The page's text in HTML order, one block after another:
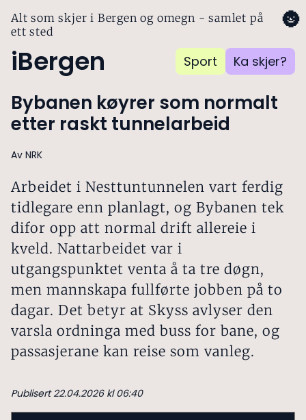
Alt som skjer i Bergen og omegn - samlet på
ett sted
iBergen Sport Ka skjer?
🌚
Bybanen køyrer som normalt
etter raskt tunnelarbeid
Av NRK
Arbeidet i Nesttuntunnelen vart ferdig
tidlegare enn planlagt, og Bybanen tek
difor opp att normal drift allereie i
kveld. Nattarbeidet var i
utgangspunktet venta å ta tre døgn,
men mannskapa fullførte jobben på to
dagar. Det betyr at Skyss avlyser den
varsla ordninga med buss for bane, og
passasjerane kan reise som vanleg.
Publisert 22.04.2026 kl 06:40